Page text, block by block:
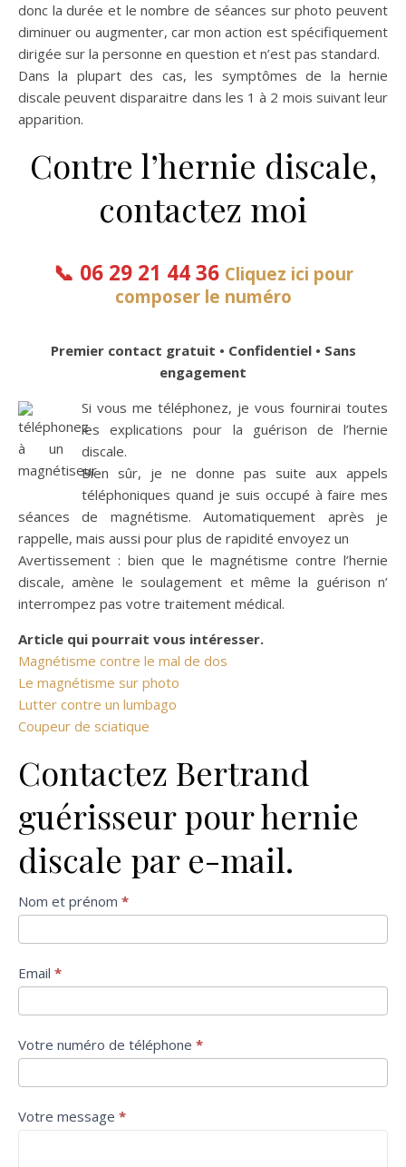
donc la durée et le nombre de séances sur photo peuvent
diminuer ou augmenter, car mon action est spécifiquement
dirigée sur la personne en question et n’est pas standard.
Dans la plupart des cas, les symptômes de la hernie
discale peuvent disparaitre dans les 1 à 2 mois suivant leur
apparition.
Contre l’hernie discale,
contactez moi
📞 06 29 21 44 36 Cliquez ici pour
composer le numéro
Premier contact gratuit • Confidentiel • Sans
engagement
Si vous me téléphonez, je vous fournirai toutes
les explications pour la guérison de l’hernie
discale.
Bien sûr, je ne donne pas suite aux appels
téléphoniques quand je suis occupé à faire mes
séances de magnétisme. Automatiquement après je
rappelle, mais aussi pour plus de rapidité envoyez un
Avertissement : bien que le magnétisme contre l’hernie
discale, amène le soulagement et même la guérison n’
interrompez pas votre traitement médical.
Article qui pourrait vous intéresser.
Magnétisme contre le mal de dos
Le magnétisme sur photo
Lutter contre un lumbago
Coupeur de sciatique
Contactez Bertrand
guérisseur pour hernie
discale par e-mail.
Formulaire
de contact
Nom et prénom *
Email *
Votre numéro de téléphone *
Votre message *